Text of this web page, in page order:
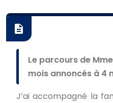
Le parcours de
mois annoncés à 4
J’ai accompagné la